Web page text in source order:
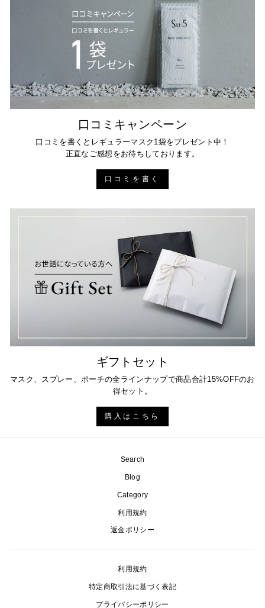
口コミキャンペーン
口コミを書くとレギュラーマスク1袋をプレゼント中！
正直なご感想をお待ちしております。
口コミを書く
ギフトセット
マスク、スプレー、ポーチの全ラインナップで商品合計15%OFFのお
得セット。
購入はこちら
Search
Blog
Category
利用規約
返金ポリシー
利用規約
特定商取引法に基づく表記
プライバシーポリシー